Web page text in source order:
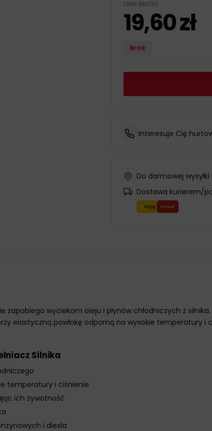
CENA BRUTTO
19,60zł
Brak
Interesuje Cię
Do darmowej
Dostawa kurierem/
zapobiega wyciekom oleju i płynów chłodniczych z
elastyczną powłokę odporną na wysokie temperatury i
Silnika
temperatury i ciśnienie
ich żywotność
i diesla